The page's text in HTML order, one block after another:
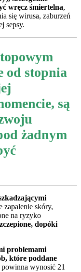
wręcz śmiertelna,
się wirusa, zaburzeń
sepsy.
od stopnia
są
żadnym
zapalenie skóry,
na ryzyko
dopóki
problemami
które poddane
wynosić 21